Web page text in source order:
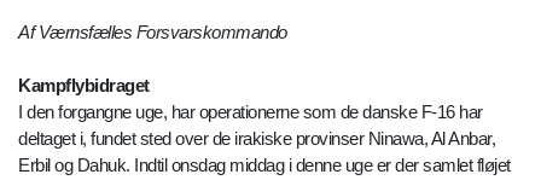
Af Værnsfælles Forsvarskommando
Kampflybidraget
I den forgangne uge, har operationerne som de danske F-16 har
deltaget i, fundet sted over de irakiske provinser Ninawa, Al Anbar,
Erbil og Dahuk. Indtil onsdag middag i denne uge er der samlet fløjet